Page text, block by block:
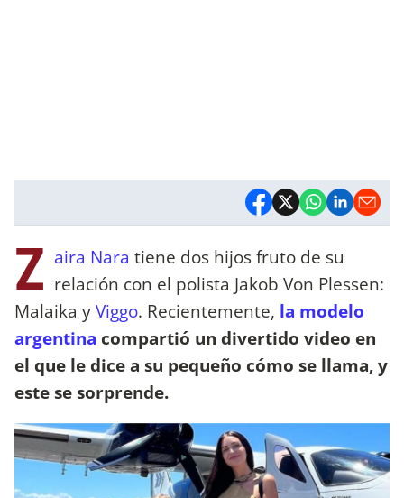
Z aira Nara tiene dos hijos fruto de su
relación con el polista Jakob Von Plessen:
Malaika yViggo. Recientemente, la modelo
argentina compartió un divertido video en
el que le dice a su pequeño cómo se llama, y
este se sorprende.